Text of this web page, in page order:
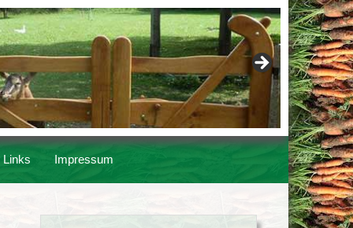
Links Impressum